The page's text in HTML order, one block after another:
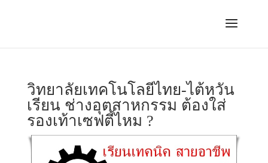
วิทยาลัยเทคโนโลยีไทย-ไต้หวัน
เรียน ช่างอุตสาหกรรม ต้องใส่
รองเท้าเซฟตี้ไหม ?